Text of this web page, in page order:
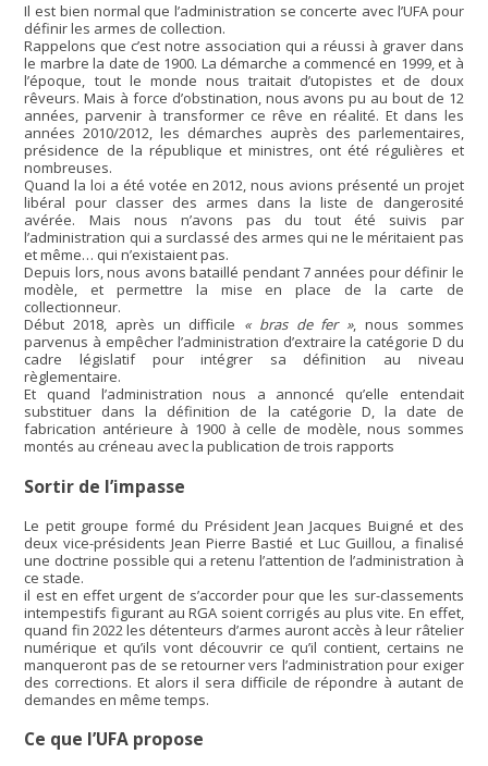
Il est bien normal que l’administration se concerte avec l’UFA pour
définir les armes de collection.
Rappelons que c’est notre association qui a réussi à graver dans
le marbre la date de 1900. La démarche a commencé en 1999, et à
l’époque, tout le monde nous traitait d’utopistes et de doux
rêveurs. Mais à force d’obstination, nous avons pu au bout de 12
années, parvenir à transformer ce rêve en réalité. Et dans les
années 2010/2012, les démarches auprès des parlementaires,
présidence de la république et ministres, ont été régulières et
nombreuses.
Quand la loi a été votée en 2012, nous avions présenté un projet
libéral pour classer des armes dans la liste de dangerosité
avérée. Mais nous n’avons pas du tout été suivis par
l’administration qui a surclassé des armes qui ne le méritaient pas
et même… qui n’existaient pas.
Depuis lors, nous avons bataillé pendant 7 années pour définir le
modèle, et permettre la mise en place de la carte de
collectionneur.
Début 2018, après un difficile « bras de fer », nous sommes
parvenus à empêcher l’administration d’extraire la catégorie D du
cadre législatif pour intégrer sa définition au niveau
règlementaire.
Et quand l’administration nous a annoncé qu’elle entendait
substituer dans la définition de la catégorie D, la date de
fabrication antérieure à 1900 à celle de modèle, nous sommes
montés au créneau avec la publication de trois rapports
Sortir de l’impasse
Le petit groupe formé du Président Jean Jacques Buigné et des
deux vice-présidents Jean Pierre Bastié et Luc Guillou, a finalisé
une doctrine possible qui a retenu l’attention de l’administration à
ce stade.
il est en effet urgent de s’accorder pour que les sur-classements
intempestifs figurant au RGA soient corrigés au plus vite. En effet,
quand fin 2022 les détenteurs d’armes auront accès à leur râtelier
numérique et qu’ils vont découvrir ce qu’il contient, certains ne
manqueront pas de se retourner vers l’administration pour exiger
des corrections. Et alors il sera difficile de répondre à autant de
demandes en même temps.
Ce que l’UFA propose